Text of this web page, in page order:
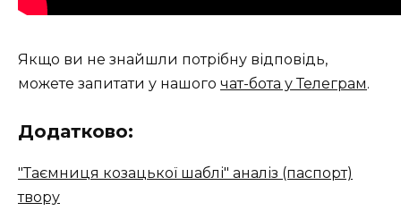
Якщо ви не знайшли потрібну відповідь,
можете запитати у нашого чат-бота у Телеграм.
Додатково:
"Таємниця козацької шаблі" аналіз (паспорт)
твору